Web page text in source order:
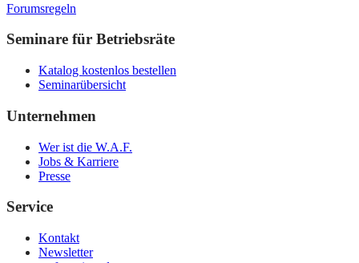
Forumsregeln
Seminare für Betriebsräte
Katalog kostenlos bestellen
Seminarübersicht
Unternehmen
Wer ist die W.A.F.
Jobs & Karriere
Presse
Service
Kontakt
Newsletter